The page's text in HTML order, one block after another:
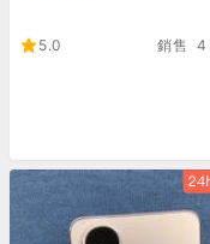
5.0 銷售 4